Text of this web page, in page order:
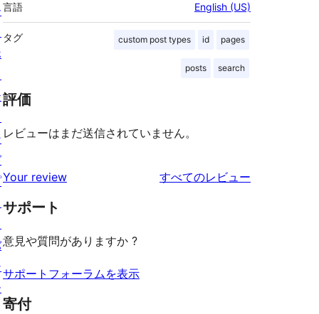
言語 English (US)
タグ custom post types id pages
posts search
評価
レビューはまだ送信されていません。
Your review すべてのレビュー
サポート
意見や質問がありますか ?
サポートフォーラムを表示
寄付